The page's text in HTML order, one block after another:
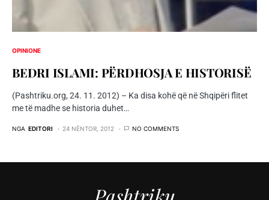
OPINIONE
BEDRI ISLAMI: PËRDHOSJA E HISTORISË
(Pashtriku.org, 24. 11. 2012) – Ka disa kohë që në Shqipëri flitet
me të madhe se historia duhet…
NGA EDITORI 24 NËNTOR, 2012 NO COMMENTS